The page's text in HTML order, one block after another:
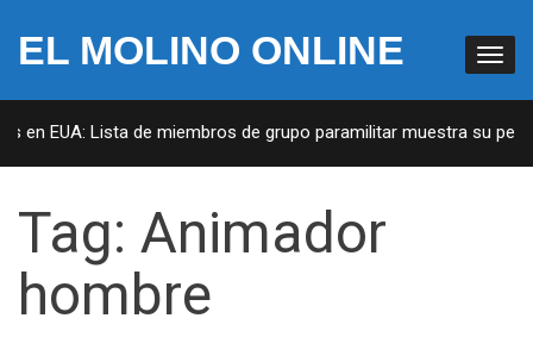
EL MOLINO ONLINE
en EUA: Lista de miembros de grupo paramilitar muestra su
Tag: Animador
hombre